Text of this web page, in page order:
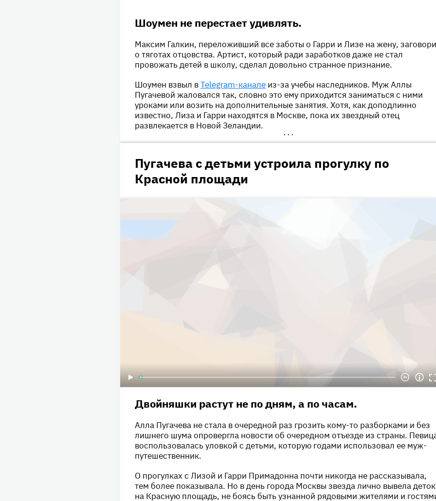
Шоумен не перестает удивлять.
Максим Галкин, переложивший все заботы о Гарри и Лизе на жену,
о тяготах отцовства. Артист, который ради заработков даже не стал
провожать детей в школу, сделал довольно странное признание.
Шоумен взвыл вTelegram-канале из-за учебы наследников. Муж Аллы
Пугачевой жаловался так, словно это ему приходится заниматься с ними
уроками или возить на дополнительные занятия. Хотя, как доподлинно
известно, Лиза и Гарри находятся в Москве, пока их звездный отец
развлекается в Новой Зеландии.
•••
Пугачева с детьми устроила прогулку по
Красной площади
Двойняшки растут не по дням, а по часам.
Алла Пугачева не стала в очередной раз грозить кому-то разборками и без
лишнего шума опровергла новости об очередном отъезде из страны.
воспользовалась уловкой с детьми, которую годами использовал ее муж-
путешественник.
О прогулках с Лизой и Гарри Примадонна почти никогда не рассказывала,
тем более показывала. Но в день города Москвы звезда лично вывела деток
на Красную площадь, не боясь быть узнанной рядовыми жителями и